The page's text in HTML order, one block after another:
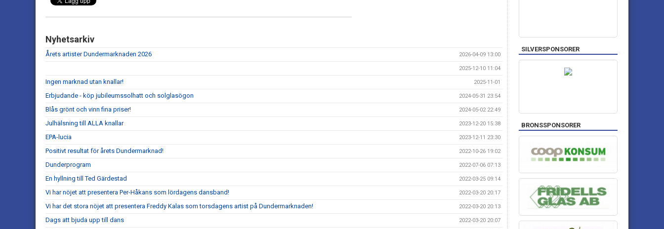
Nyhetsarkiv
Årets artister Dundermarknaden 2026 2026-04-09 13:00
2025-12-10 11:04
Ingen marknad utan knallar! 2025-11-01
Erbjudande - köp jubileumssolhatt och solglasögon 2024-05-31 23:54
Blås grönt och vinn fina priser! 2024-05-02 22:49
Julhälsning till ALLA knallar 2023-12-20 15:38
EPA-lucia 2023-12-11 23:30
Positivt resultat för årets Dundermarknad! 2022-10-26 19:02
Dunderprogram 2022-07-06 07:13
En hyllning till Ted Gärdestad 2022-03-25 09:14
Vi har nöjet att presentera Per-Håkans som lördagens dansband! 2022-03-20 20:17
Vi har det stora nöjet att presentera Freddy Kalas som torsdagens artist på Dundermarknaden! 2022-03-20 20:13
Dags att bjuda upp till dans 2022-03-20 20:07
SILVERSPONSORER
BRONSSPONSORER